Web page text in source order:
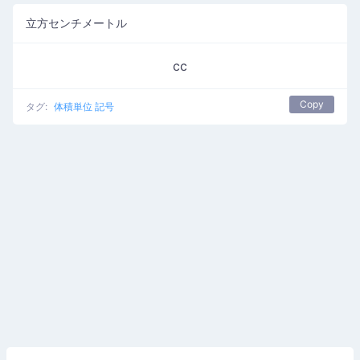
立方センチメートル
cc
タグ: 体積単位 記号 Copy